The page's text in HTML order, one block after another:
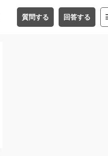
質問する 回答する